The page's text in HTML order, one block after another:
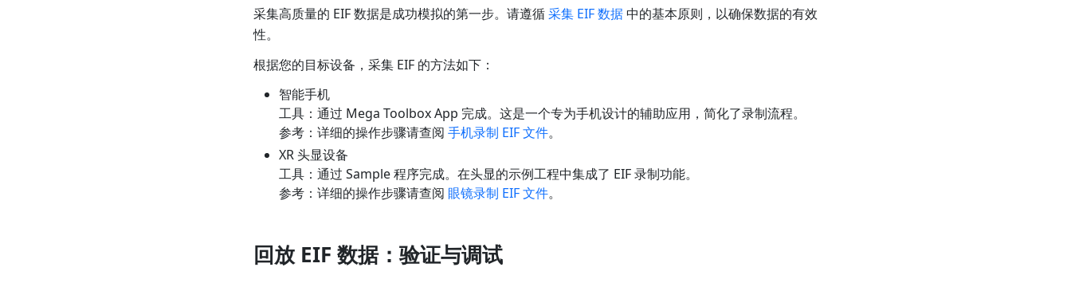
采集高质量的 EIF 数据是成功模拟的第一步。请遵循采集 EIF 数据中的基本原则，以确保数据的有效
性。
根据您的目标设备，采集 EIF 的方法如下：
智能手机
工具：通过 Mega Toolbox App 完成。这是一个专为手机设计的辅助应用，简化了录制流程。
参考：详细的操作步骤请查阅 手机录制 EIF 文件。
XR 头显设备
工具：通过 Sample 程序完成。在头显的示例工程中集成了 EIF 录制功能。
参考：详细的操作步骤请查阅 眼镜录制 EIF 文件。
回放 EIF 数据：验证与调试